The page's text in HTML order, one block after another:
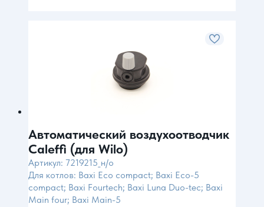
Автоматический воздухоотводчик
Caleffi (для Wilo)
Артикул: 7219215_н/о
Для котлов: Baxi Eco compact; Baxi Eco-5
compact; Baxi Fourtech; Baxi Luna Duo-tec; Baxi
Main four; Baxi Main-5